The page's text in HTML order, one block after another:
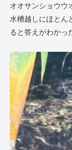
オオサンショウウ
水槽越しにほとん
ると答えがわかっ